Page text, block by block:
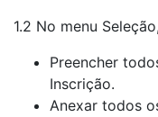
1.2 No menu
Preencher
Inscrição.
Anexar todos